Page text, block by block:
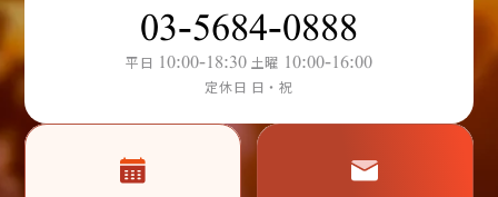
03-5684-0888
平日 10:00-18:30 土曜 10:00-16:00
定休日 日・祝